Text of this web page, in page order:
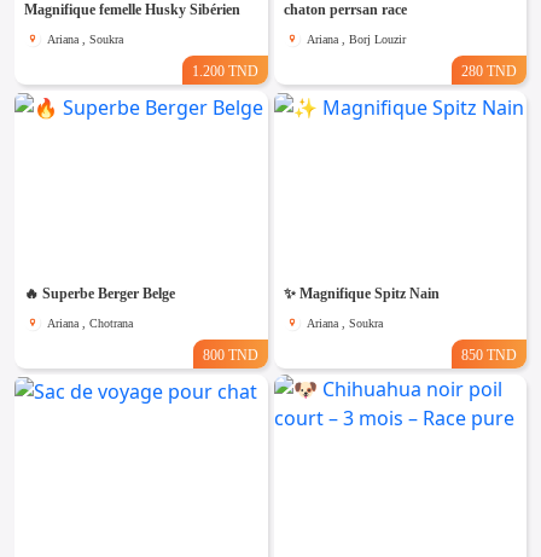
Magnifique femelle Husky Sibérien
Ariana , Soukra
1.200 TND
chaton perrsan race
Ariana , Borj Louzir
280 TND
🔥 Superbe Berger Belge
Ariana , Chotrana
800 TND
✨ Magnifique Spitz Nain
Ariana , Soukra
850 TND